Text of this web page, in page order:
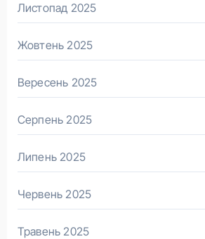
Листопад 2025
Жовтень 2025
Вересень 2025
Серпень 2025
Липень 2025
Червень 2025
Травень 2025